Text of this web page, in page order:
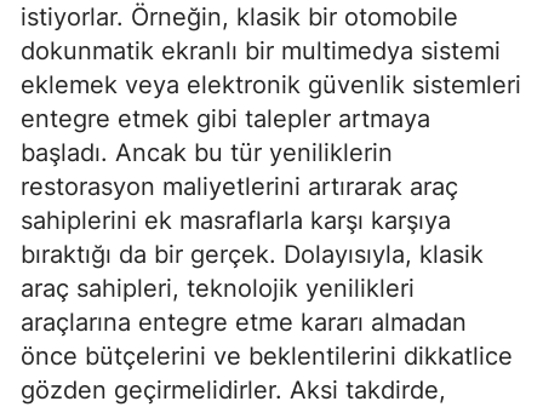
istiyorlar. Örneğin, klasik bir otomobile
dokunmatik ekranlı bir multimedya sistemi
eklemek veya elektronik güvenlik sistemleri
entegre etmek gibi talepler artmaya
başladı. Ancak bu tür yeniliklerin
restorasyon maliyetlerini artırarak araç
sahiplerini ek masraflarla karşı karşıya
bıraktığı da bir gerçek. Dolayısıyla, klasik
araç sahipleri, teknolojik yenilikleri
araçlarına entegre etme kararı almadan
önce bütçelerini ve beklentilerini dikkatlice
gözden geçirmelidirler. Aksi takdirde,